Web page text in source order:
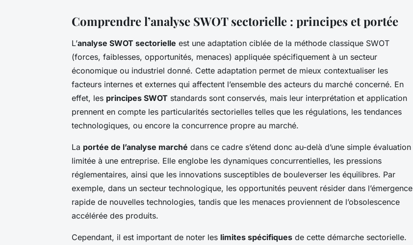
Comprendre l’analyse SWOT sectorielle : principes et portée
L’analyse SWOT sectorielle est une adaptation ciblée de la méthode classique SWOT
(forces, faiblesses, opportunités, menaces) appliquée spécifiquement à un secteur
économique ou industriel donné. Cette adaptation permet de mieux contextualiser les
facteurs internes et externes qui affectent l’ensemble des acteurs du marché concerné. En
effet, les principes SWOT standards sont conservés, mais leur interprétation et application
prennent en compte les particularités sectorielles telles que les régulations, les tendances
technologiques, ou encore la concurrence propre au marché.
La portée de l’analyse marché dans ce cadre s’étend donc au-delà d’une simple évaluation
limitée à une entreprise. Elle englobe les dynamiques concurrentielles, les pressions
réglementaires, ainsi que les innovations susceptibles de bouleverser les équilibres. Par
exemple, dans un secteur technologique, les opportunités peuvent résider dans l’émergence
rapide de nouvelles technologies, tandis que les menaces proviennent de l’obsolescence
accélérée des produits.
Cependant, il est important de noter les limites spécifiques de cette démarche sectorielle.